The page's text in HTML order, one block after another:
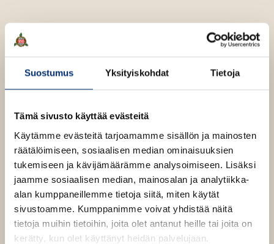
Suostumus Yksityiskohdat Tietoja
Tämä sivusto käyttää evästeitä
Käytämme evästeitä tarjoamamme sisällön ja mainosten
räätälöimiseen, sosiaalisen median ominaisuuksien
tukemiseen ja kävijämäärämme analysoimiseen. Lisäksi
jaamme sosiaalisen median, mainosalan ja analytiikka-
alan kumppaneillemme tietoja siitä, miten käytät
sivustoamme. Kumppanimme voivat yhdistää näitä
tietoja muihin tietoihin, joita olet antanut heille tai joita on
kerätty, kun olet käyttänyt heidän palvelujaan.
o
h
i